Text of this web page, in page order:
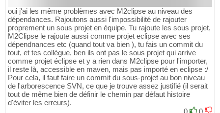
oui j'ai les même problèmes avec M2clipse au niveau des
dépendances. Rajoutons aussi l'impossibilité de rajouter
proprement un sous projet en équipe. Tu rajoute les sous projet,
M2Clipse le rajoute aussi comme projet eclipse avec ses
dépendnances etc (quand tout va bien ), tu fais un commit du
tout, et tes collègue, ben ils ont pas le sous projet qui arrive
comme projet éclipse et y a rien dans M2clipse pour l'importer,
il reste là, accessible en maven, mais pas importé en eclipse :/
Pour cela, il faut faire un commit du sous-projet au bon niveau
de l'arborescence SVN, ce que je trouve assez justifié (il serait
tout de même bien de définir le chemin par défaut histoire
d'éviter les erreurs).
0
0